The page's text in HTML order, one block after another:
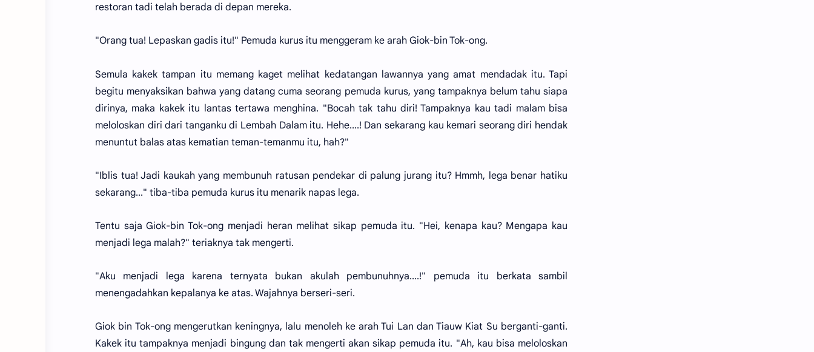
restoran tadi telah berada di depan mereka.
"Orang tua! Lepaskan gadis itu!" Pemuda kurus itu menggeram ke arah Giok-bin Tok-ong.
Semula kakek tampan itu memang kaget melihat kedatangan lawannya yang amat mendadak itu. Tapi
begitu menyaksikan bahwa yang datang cuma seorang pemuda kurus, yang tampaknya belum tahu siapa
dirinya, maka kakek itu lantas tertawa menghina. "Bocah tak tahu diri! Tampaknya kau tadi malam bisa
meloloskan diri dari tanganku di Lembah Dalam itu. Hehe....! Dan sekarang kau kemari seorang diri hendak
menuntut balas atas kematian teman-temanmu itu, hah?"
"Iblis tua! Jadi kaukah yang membunuh ratusan pendekar di palung jurang itu? Hmmh, lega benar hatiku
sekarang..." tiba-tiba pemuda kurus itu menarik napas lega.
Tentu saja Giok-bin Tok-ong menjadi heran melihat sikap pemuda itu. "Hei, kenapa kau? Mengapa kau
menjadi lega malah?" teriaknya tak mengerti.
"Aku menjadi lega karena ternyata bukan akulah pembunuhnya....!" pemuda itu berkata sambil
menengadahkan kepalanya ke atas. Wajahnya berseri-seri.
Giok bin Tok-ong mengerutkan keningnya, lalu menoleh ke arah Tui Lan dan Tiauw Kiat Su berganti-ganti.
Kakek itu tampaknya menjadi bingung dan tak mengerti akan sikap pemuda itu. "Ah, kau bisa meloloskan